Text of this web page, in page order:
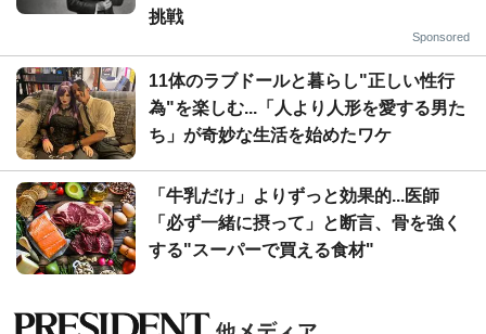
挑戦
Sponsored
11体のラブドールと暮らし"正しい性行
為"を楽しむ...「人より人形を愛する男た
ち」が奇妙な生活を始めたワケ
「牛乳だけ」よりずっと効果的...医師
「必ず一緒に摂って」と断言、骨を強く
する"スーパーで買える食材"